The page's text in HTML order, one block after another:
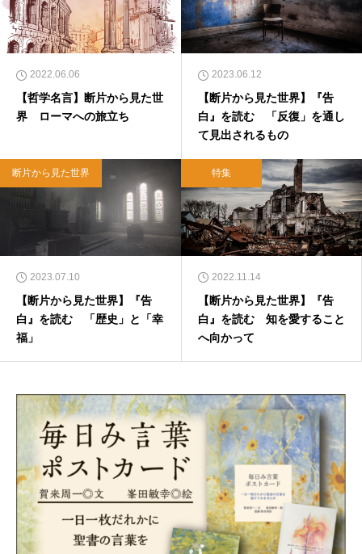
2022.06.06
【哲学名言】断片から見た世
界 ローマへの旅立ち
2023.06.12
【断片から見た世界】『告
白』を読む 「反復」を通し
て見出されるもの
断片から見た世界
2023.07.10
【断片から見た世界】『告
白』を読む 「歴史」と「幸
福」
特集
2022.11.14
【断片から見た世界】『告
白』を読む 知を愛すること
へ向かって